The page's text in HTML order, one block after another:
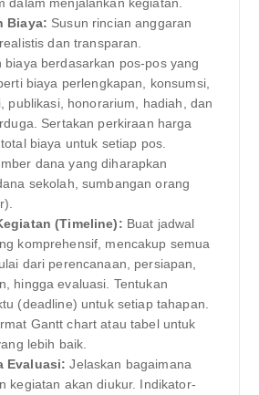
Biaya: Susun rincian anggaran
dan transparan.
biaya berdasarkan pos-pos yang
biaya perlengkapan, konsumsi,
publikasi, honorarium, hadiah, dan
Sertakan perkiraan harga
biaya untuk setiap pos.
dana yang diharapkan
sekolah, sumbangan orang
(Timeline): Buat jadwal
komprehensif, mencakup semua
dari perencanaan, persiapan,
hingga evaluasi. Tentukan
(deadline) untuk setiap tahapan.
Gantt chart atau tabel untuk
lebih baik.
Evaluasi: Jelaskan bagaimana
kegiatan akan diukur. Indikator-